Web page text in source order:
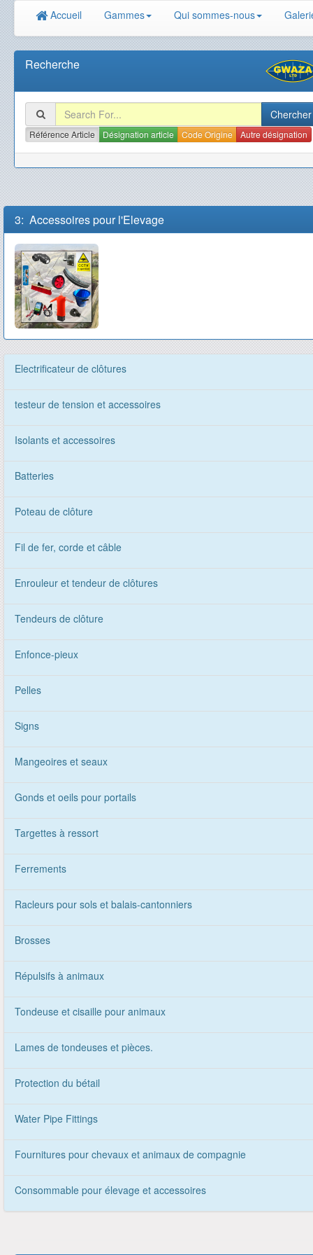
Accueil Gammes Qui sommes-nous
Recherche
Référence Article Désignation article Code Origine Autre désignation
3: Accessoires pour l'Elevage
Electrificateur de clôtures
testeur de tension et accessoires
Isolants et accessoires
Batteries
Poteau de clôture
Fil de fer, corde et câble
Enrouleur et tendeur de clôtures
Tendeurs de clôture
Enfonce-pieux
Pelles
Signs
Mangeoires et seaux
Gonds et oeils pour portails
Targettes à ressort
Ferrements
Racleurs pour sols et balais-cantonniers
Brosses
Répulsifs à animaux
Tondeuse et cisaille pour animaux
Lames de tondeuses et pièces.
Protection du bétail
Water Pipe Fittings
Fournitures pour chevaux et animaux de compagnie
Consommable pour élevage et accessoires